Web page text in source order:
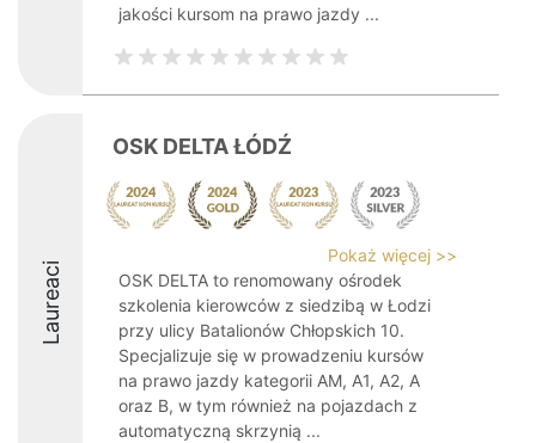
jakości kursom na prawo jazdy ...
Laureaci
OSK DELTA ŁÓDŹ
Pokaż więcej >>
OSK DELTA to renomowany ośrodek
szkolenia kierowców z siedzibą w Łodzi
przy ulicy Batalionów Chłopskich 10.
Specjalizuje się w prowadzeniu kursów
na prawo jazdy kategorii AM, A1, A2, A
oraz B, w tym również na pojazdach z
automatyczną skrzynią ...